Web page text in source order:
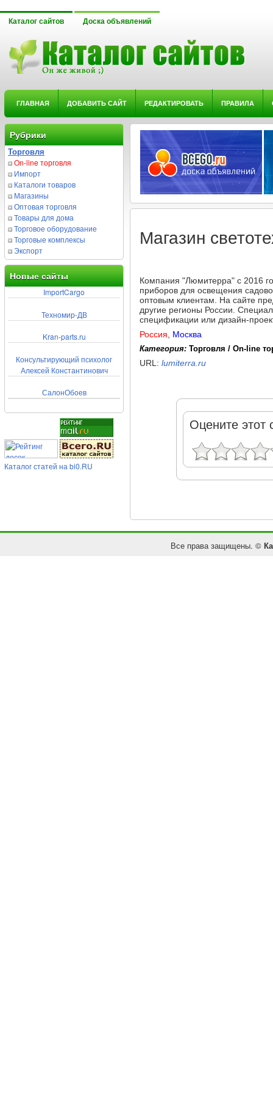
Каталог сайтов Доска объявлений
ГЛАВНАЯ ДОБАВИТЬ САЙТ РЕДАКТИРОВАТЬ ПРАВИЛА
Рубрики
Торговля
On-line торговля
Импорт
Каталоги товаров
Магазины
Оптовая торговля
Товары для дома
Торговое оборудование
Торговые комплексы
Экспорт
Новые сайты
ImportCargo
Техномир-ДВ
Kran-parts.ru
Консультирующий психолог
Алексей Константинович
СалонОбоев
Каталог статей на bi0.RU
Магазин
Компания "Люмитерра" с 2016
приборов для освещения
оптовым клиентам. На сайте
другие регионы России.
спецификации или дизайн-
Россия
Москва
Категория: Торговля / On-line
URL: lumiterra.ru
Оцените этот
Все права защищены. ©